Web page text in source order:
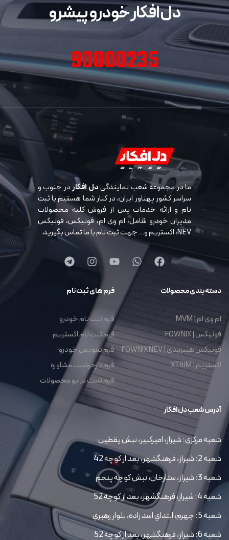
دل افکار خودرو پیشرو
90000235
ما در مجموعه شعب نمایندگیدل افکاردر جنوب و
سراسر کشور پهناور ایران، در کنار شما هستیم با ثبت
نام و ارائه خدمات پس از فروش کلیه محصولات
مدیران خودرو شامل، ام وی ام، فونیکس، فونیکس
NEV، اکستریم و… جهت ثبت نام با ما تماس بگیرید.
دسته بندی محصولات
ام وی ام | MVM
فونیکس | FOWNIX
فونیکس هیبریدی | FOWNIX NEV
اکستریم | XTRIM
فرم های ثبت نام
فرم ثبت نام خودرو
فرم ثبت نام اکستریم
فرم تعویض خودرو
فرم درخواست مشاوره
فرم تست درایو محصولات
آدرس شعب دل افکار
شعبه مرکزی: شیراز، امیرکبیر، نبش یقطین
شعبه 2: شیراز، فرهنگشهر، بعد از کوچه 42
شعبه 3: شیراز، ستارخان، نبش کوچه پنجم
شعبه 4: شیراز، فرهنگشهر، بعد از کوچه 52
شعبه 5: جهرم، ابتداي اسد زاده، بلوار رهبري
شعبه 6: شیراز، فرهنگشهر، بعد از کوچه 52